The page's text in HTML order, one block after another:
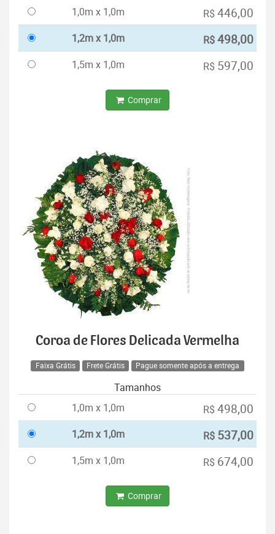
1,0m x 1,0m R$ 446,00
1,2m x 1,0m R$498,00
1,5m x 1,0m R$ 597,00
Comprar
Coroa de Flores Delicada Vermelha
Faixa Grátis Frete Grátis Pague somente após a entrega
Tamanhos
1,0m x 1,0m
R$ 498,00
1,2m x 1,0m R$ 537,00
1,5m x 1,0m R$ 674,00
Comprar